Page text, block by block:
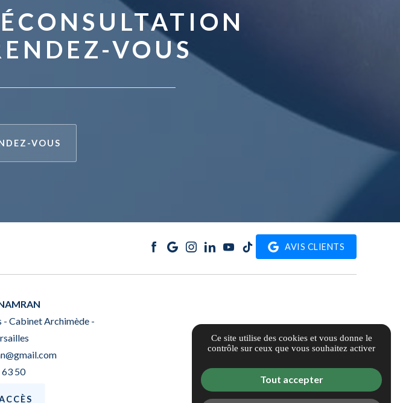
VOUS
VOUS
AVIS CLIENTS
- Cabinet Archimède -
50
Ce site utilise des cookies et vous donne le
contrôle sur ceux que vous souhaitez activer
Tout accepter